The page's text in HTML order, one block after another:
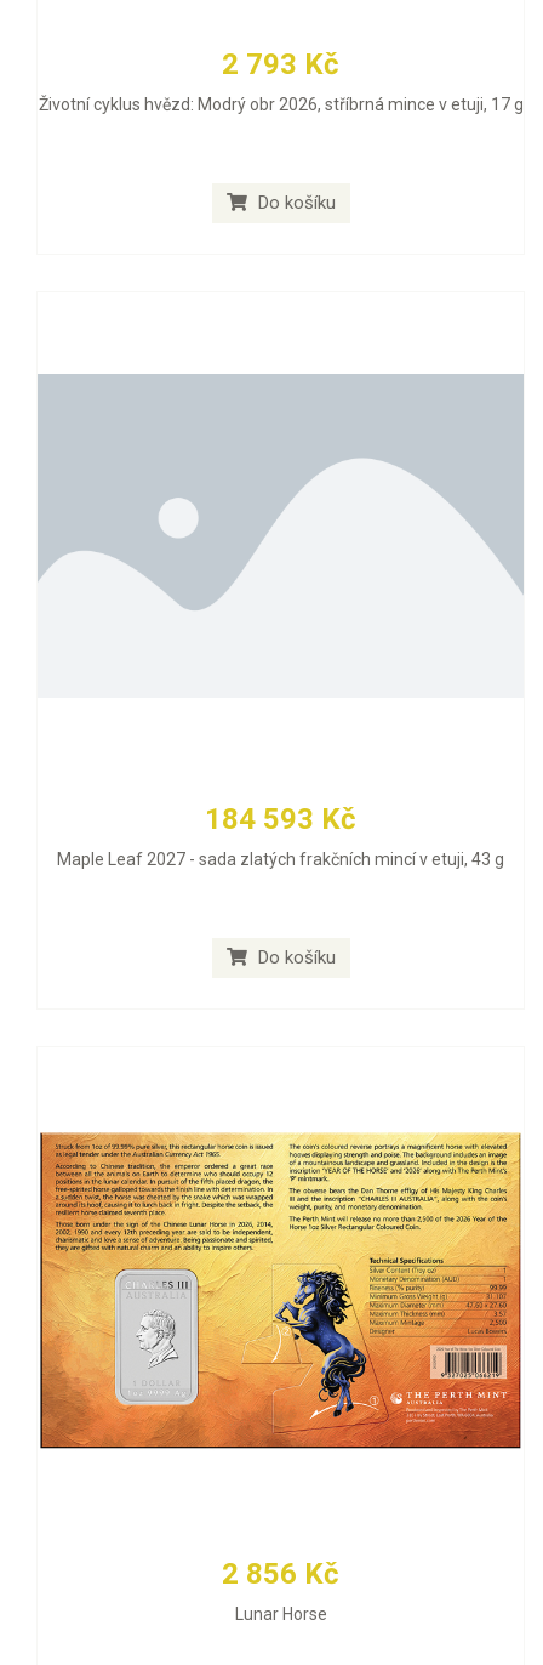
2 793 Kč
Životní cyklus hvězd: Modrý obr 2026, stříbrná mince v etuji, 17 g
Do košíku
184 593 Kč
Maple Leaf 2027 - sada zlatých frakčních mincí v etuji, 43 g
Do košíku
2 856 Kč
Lunar Horse